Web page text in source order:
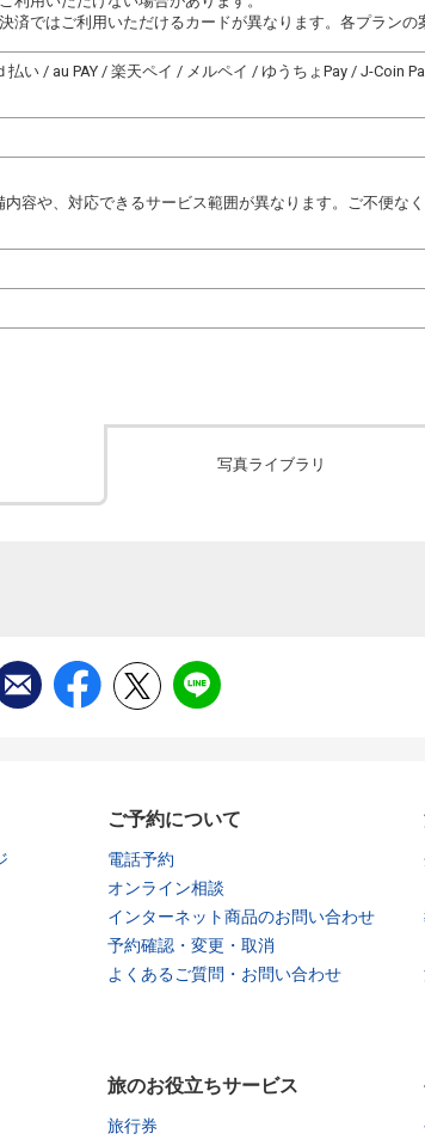
済ではご利用いただけるカードが異なります。各プランの
い / au PAY / 楽天ペイ / メルペイ / ゆうちょPay / J-Coin
容や、対応できるサービス範囲が異なります。ご不便な
写真ライブラリ
ご予約について
電話予約
オンライン相談
インターネット商品のお問い合わせ
予約確認・変更・取消
よくあるご質問・お問い合わせ
旅のお役立ちサービス
旅行券